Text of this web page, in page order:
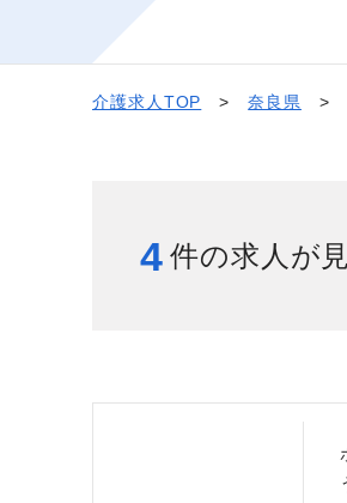
給与制度
スタッフインタビュー
介護求人TOP 奈良県
4 件の求人が